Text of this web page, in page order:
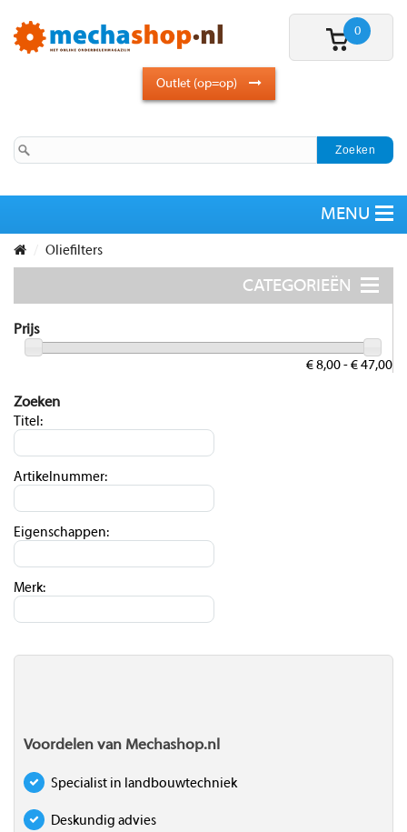
0
Outlet (op=op)
Oliefilters
Prijs
€ 8,00 - € 47,00
Zoeken
Titel:
Artikelnummer:
Eigenschappen:
Merk:
Voordelen van Mechashop.nl
Specialist in landbouwtechniek
Deskundig advies